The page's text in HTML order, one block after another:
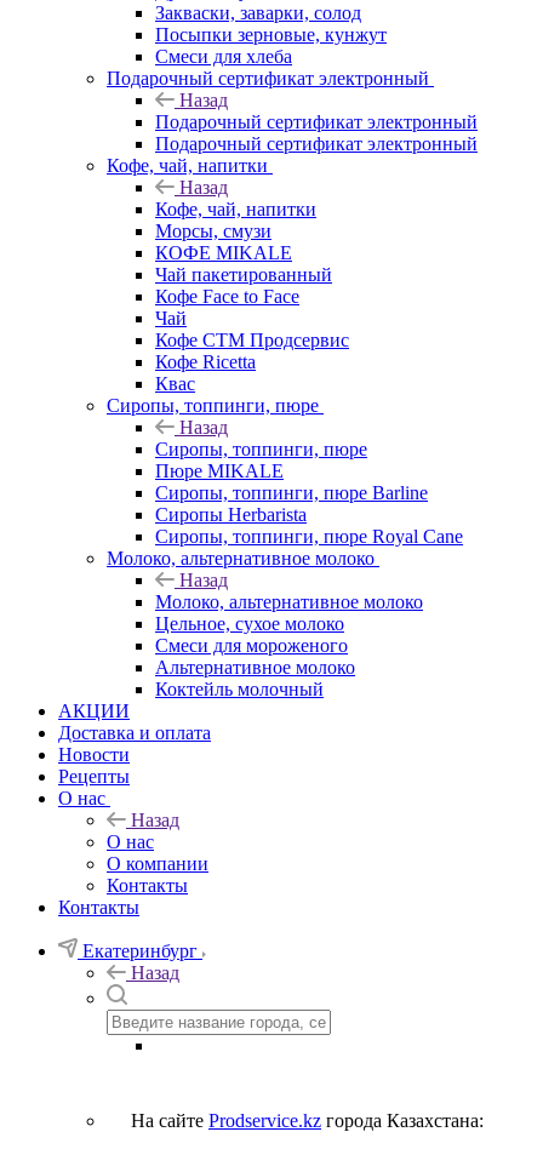
Закваски, заварки, солод
Посыпки зерновые, кунжут
Смеси для хлеба
Подарочный сертификат электронный
Назад
Подарочный сертификат электронный
Подарочный сертификат электронный
Кофе, чай, напитки
Назад
Кофе, чай, напитки
Морсы, смузи
КОФЕ MIKALE
Чай пакетированный
Кофе Face to Face
Чай
Кофе СТМ Продсервис
Кофе Ricetta
Квас
Сиропы, топпинги, пюре
Назад
Сиропы, топпинги, пюре
Пюре MIKALE
Сиропы, топпинги, пюре Barline
Сиропы Herbarista
Сиропы, топпинги, пюре Royal Cane
Молоко, альтернативное молоко
Назад
Молоко, альтернативное молоко
Цельное, сухое молоко
Смеси для мороженого
Альтернативное молоко
Коктейль молочный
АКЦИИ
Доставка и оплата
Новости
Рецепты
О нас
Назад
О нас
О компании
Контакты
Контакты
Екатеринбург
Назад
На сайте Prodservice.kz города Казахстана: